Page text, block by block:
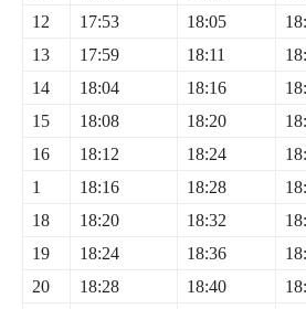
12
17:53 18:05
13
17:59 18:11
14
18:04 18:16
15
18:08 18:20
16
18:12 18:24
1
18:16 18:28
18
18:20 18:32
19
18:24 18:36
20
18:28 18:40